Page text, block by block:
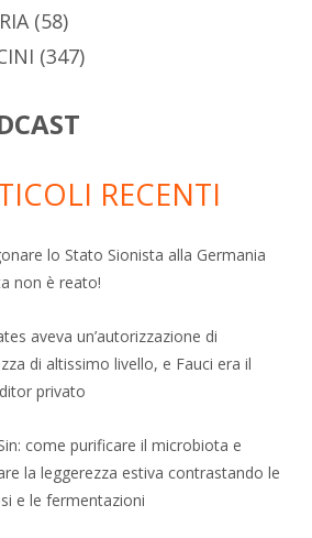
(58)
(347)
RECENTI
lo Stato Sionista alla Germania
non è reato!
aveva un’autorizzazione di
di altissimo livello, e Fauci era il
privato
come purificare il microbiota e
la leggerezza estiva contrastando le
e le fermentazioni